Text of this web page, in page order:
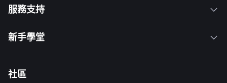
服務支持
新手學堂
社區